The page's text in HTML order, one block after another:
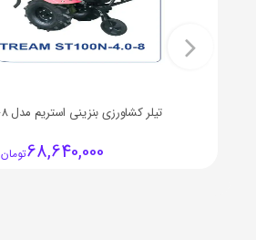
تیلر کشاورزی بنزینی استریم مدل ST100N-4.0-8
68,640,000تومان